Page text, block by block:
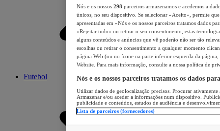
Futebol
Nós e os nossos 298 parceiros armazenamos e acedemos a
únicos, no seu dispositivo. Se selecionar «Aceito», permite
apresentadas em «Nós e os nossos parceiros tratamos dados
«Rejeitar tudo» ou retirar o seu consentimento, estas
alguns conteúdos e anúncios que vê poderão não ser tão
escolhas ou retirar o consentimento a qualquer momento
página Web (ou no ícone na parte inferior esquerda da página,
Website. Para mais informação, consulte a nossa política de
Nós e os nossos parceiros tratamos os dados
Utilizar dados de geolocalização precisos. Procurar
Armazenar e/ou aceder a informações num dispositivo.
publicidade e conteúdos, estudos de audiência e
Lista de parceiros (fornecedores)